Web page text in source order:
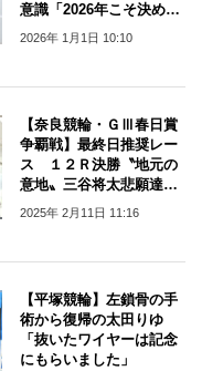
意識「2026年こそ決めた
い」
2026年 1月1日 10:10
【奈良競輪・ＧⅢ春日賞
争覇戦】最終日推奨レー
ス １２Ｒ決勝〝地元の
意地〟三谷将太悲願達成
へ
2025年 2月11日 11:16
【平塚競輪】左鎖骨の手
術から復帰の太田りゆ
「抜いたワイヤーは記念
にもらいました」